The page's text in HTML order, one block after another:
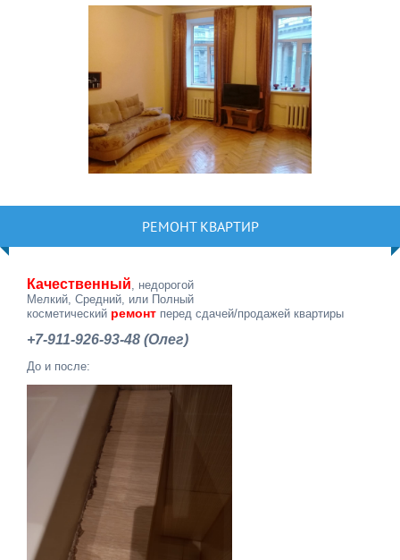
РЕМОНТ КВАРТИР
Качественный , недорогой
Мелкий, Средний, или Полный
косметический ремонт перед сдачей/продажей квартиры
+7-911-926-93-48 (Олег)
До и после: